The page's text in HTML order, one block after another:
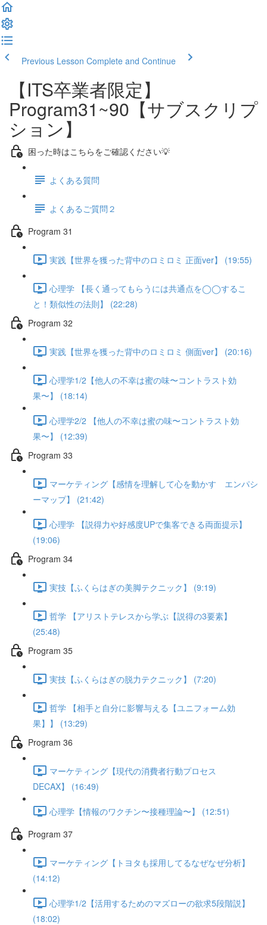
Previous Lesson Complete and Continue
【ITS卒業者限定】
Program31~90【サブスクリプ
ション】
困った時はこちらをご確認ください💡
よくある質問
よくあるご質問２
Program 31
実践【世界を獲った背中のロミロミ 正面ver】 (19:55)
心理学 【長く通ってもらうには共通点を◯◯するこ
と！類似性の法則】 (22:28)
Program 32
実践【世界を獲った背中のロミロミ 側面ver】 (20:16)
心理学1/2【他人の不幸は蜜の味〜コントラスト効
果〜】 (18:14)
心理学2/2 【他人の不幸は蜜の味〜コントラスト効
果〜】 (12:39)
Program 33
マーケティング【感情を理解して心を動かす エンパシ
ーマップ】 (21:42)
心理学 【説得力や好感度UPで集客できる両面提示】
(19:06)
Program 34
実技【ふくらはぎの美脚テクニック】 (9:19)
哲学 【アリストテレスから学ぶ【説得の3要素】
(25:48)
Program 35
実技【ふくらはぎの脱力テクニック】 (7:20)
哲学 【相手と自分に影響与える【ユニフォーム効
果】】 (13:29)
Program 36
マーケティング【現代の消費者行動プロセス
DECAX】 (16:49)
心理学【情報のワクチン〜接種理論〜】 (12:51)
Program 37
マーケティング【トヨタも採用してるなぜなぜ分析】
(14:12)
心理学1/2【活用するためのマズローの欲求5段階説】
(18:02)